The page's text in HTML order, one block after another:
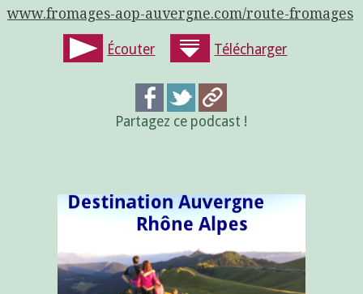
www.fromages-aop-auvergne.com/route-fromages
Écouter Télécharger
Partagez ce podcast !